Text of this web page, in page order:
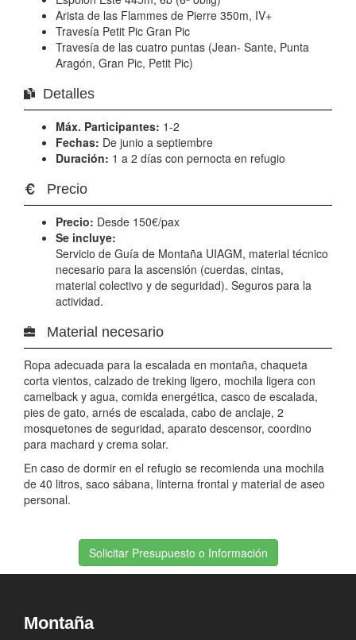
Arista de las Flammes de Pierre 350m, IV+
Travesía Petit Pic Gran Pic
Travesía de las cuatro puntas (Jean- Sante, Punta
Aragón, Gran Pic, Petit Pic)
Detalles
Máx. Participantes: 1-2
Fechas: De junio a septiembre
Duración: 1 a 2 días con pernocta en refugio
Precio
Precio: Desde 150€/pax
Se incluye:
Servicio de Guía de Montaña UIAGM, material técnico
necesario para la ascensión (cuerdas, cintas,
material colectivo y de seguridad). Seguros para la
actividad.
Material necesario
Ropa adecuada para la escalada en montaña, chaqueta
corta vientos, calzado de treking ligero, mochila ligera con
camelback y agua, comida energética, casco de escalada,
pies de gato, arnés de escalada, cabo de anclaje, 2
mosquetones de seguridad, aparato descensor, coordino
para machard y crema solar.
En caso de dormir en el refugio se recomienda una mochila
de 40 litros, saco sábana, linterna frontal y material de aseo
personal.
Solicitar Presupuesto o Información
Montaña